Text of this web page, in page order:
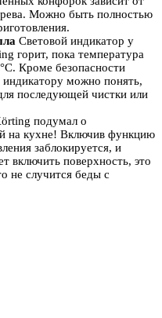
Можно быть полностью
Световой индикатор у
горит, пока температура
Кроме безопасности
индикатору можно понять,
последующей чистки или
подумал о
на кухне! Включив функцию
заблокируется, и
включить поверхность, это
не случится беды с